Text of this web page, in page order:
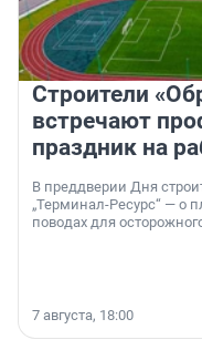
Строители
встречают
праздник на
В преддверии Дня
„Терминал-Ресурс“ — о
поводах для
7 августа, 18:00